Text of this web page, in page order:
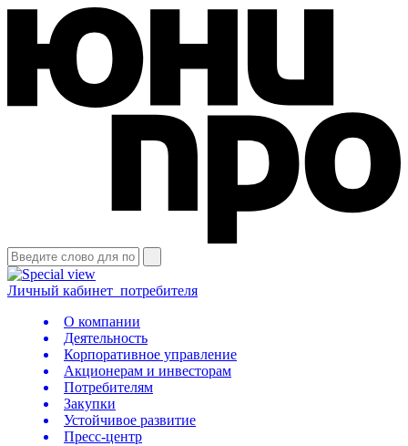
Личный кабинет потребителя
О компании
Деятельность
Корпоративное управление
Акционерам и инвесторам
Потребителям
Закупки
Устойчивое развитие
Пресс-центр